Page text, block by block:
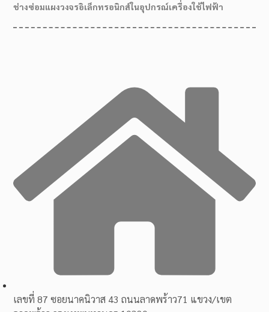
เลขที่ 87 ซอยนาคนิวาส 43 ถนนลาดพร้าว71 แขวง/เขต
ช่างซ่อมแผงวงจรอิเล็กทรอนิกส์ในอุปกรณ์เครื่องใช้ไฟฟ้า